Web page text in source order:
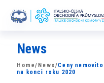
Komora
News
News
Home/ News/Ceny
na konci roku 2020